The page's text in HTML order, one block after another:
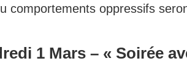
comportements oppressifs
1 Mars – « Soirée